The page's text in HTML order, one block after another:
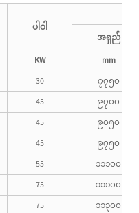
ပါဝါ
အရှည်
KW
mm
30
၇၇၅၀
45
၉၇၀၀
45
၉၀၅၀
45
၉၇၅၀
55
၁၁၁၀၀
75
၁၁၁၀၀
75
၁၁၃၀၀